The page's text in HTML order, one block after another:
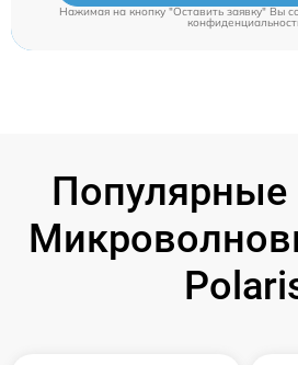
Нажимая на кнопку "Оставить заявку" Вы
Популярные